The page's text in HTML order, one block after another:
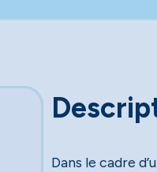
Dans le cadre